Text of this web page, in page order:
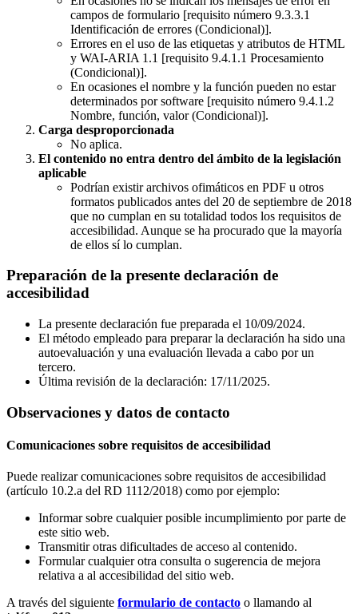
campos de formulario [requisito número 9.3.3.1
Identificación de errores (Condicional)].
Errores en el uso de las etiquetas y atributos de HTML
y WAI-ARIA 1.1 [requisito 9.4.1.1 Procesamiento
(Condicional)].
En ocasiones el nombre y la función pueden no estar
determinados por software [requisito número 9.4.1.2
Nombre, función, valor (Condicional)].
Carga desproporcionada
No aplica.
El contenido no entra dentro del ámbito de la legislación
aplicable
Podrían existir archivos ofimáticos en PDF u otros
formatos publicados antes del 20 de septiembre de 2018
que no cumplan en su totalidad todos los requisitos de
accesibilidad. Aunque se ha procurado que la mayoría
de ellos sí lo cumplan.
Preparación de la presente declaración de
accesibilidad
La presente declaración fue preparada el 10/09/2024.
El método empleado para preparar la declaración ha sido una
autoevaluación y una evaluación llevada a cabo por un
tercero.
Última revisión de la declaración: 17/11/2025.
Observaciones y datos de contacto
Comunicaciones sobre requisitos de accesibilidad
Puede realizar comunicaciones sobre requisitos de accesibilidad
(artículo 10.2.a del RD 1112/2018) como por ejemplo:
Informar sobre cualquier posible incumplimiento por parte de
este sitio web.
Transmitir otras dificultades de acceso al contenido.
Formular cualquier otra consulta o sugerencia de mejora
relativa a al accesibilidad del sitio web.
A través del siguiente formulario de contacto o llamando al